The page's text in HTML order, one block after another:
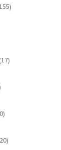
izdelkov
17izdelkov
izdelkov
izdelkov